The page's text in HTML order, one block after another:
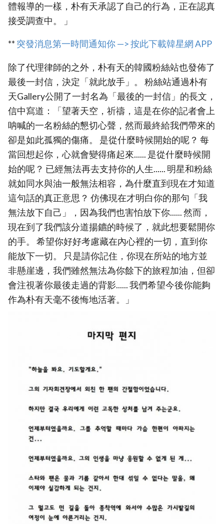
體報導的一樣，朴有天承認了自己的行為，正在認真
接受調查中。 」
** 突發消息第一時間通知你 —> 按此下載韓星網 APP
除了代理律師的之外，朴有天的韓國粉絲站也發佈了
最後一封信，決定「就此放手」。 粉絲站通過朴有
天Gallery公開了一封名為「最後的一封信」的長文，
信中寫道：「望著天空，祈禱，這是在你的記者會上
呐喊的一名粉絲的懇切心聲，然而最終給我們帶來的
卻是如此孤獨的傷痛。 是從什麼時候開始的呢？ 每
當回想起你，心就會變得痛起來...... 是從什麼時候開
始的呢？ 已經無法再去支持你的人生...... 明星和粉絲
就如同水與油一般無法相容，為什麼直到現在才知道
這句話的真正意思？ 仿佛現在才明白你的那句「我
無法放下自己」，因為我們也害怕放下你...... 然而，
現在到了我們該分道揚鑣的時候了，就此想要鬆開你
的手。 希望你好好考慮藏在內心裡的一切，直到你
能放下一切。 只是請你記住，你現在所站的地方並
非懸崖邊，我們雖然無法為你餘下的旅程加油，但卻
會注視著你最後走過的背影...... 我們希望今後你能夠
作為朴有天毫不後悔地活著。」